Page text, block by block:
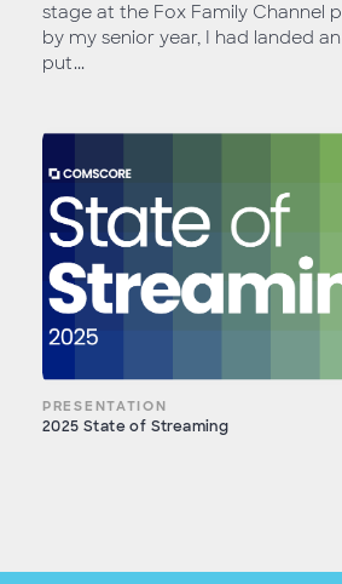
stage at the Fox Family Channel
by my senior year, I had landed
put...
PRESENTATION
2025 State of Streaming